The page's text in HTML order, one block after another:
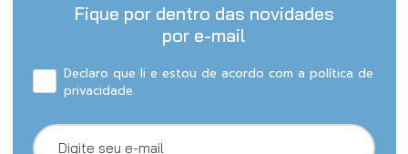
Fique por dentro das novidades
por e-mail
Declaro que li e estou de acordo com a política de
privacidade.